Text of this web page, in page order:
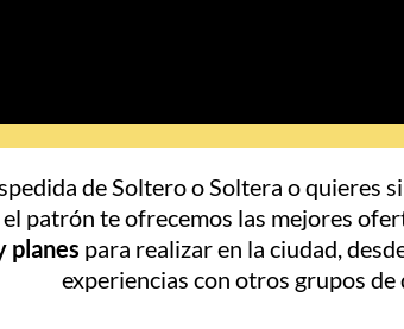
de Soltero o Soltera o
patrón te ofrecemos las mejores
planes para realizar en la ciudad,
experiencias con otros grupos de